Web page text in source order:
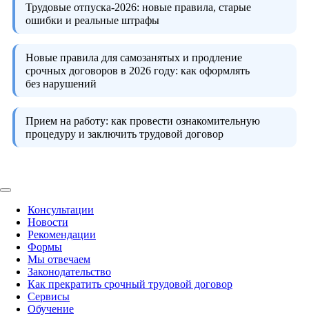
Трудовые отпуска-2026: новые правила, старые
ошибки и реальные штрафы
Новые правила для самозанятых и продление
срочных договоров в 2026 году: как оформлять
без нарушений
Прием на работу: как провести ознакомительную
процедуру и заключить трудовой договор
Консультации
Новости
Рекомендации
Формы
Мы отвечаем
Законодательство
Как прекратить срочный трудовой договор
Сервисы
Обучение